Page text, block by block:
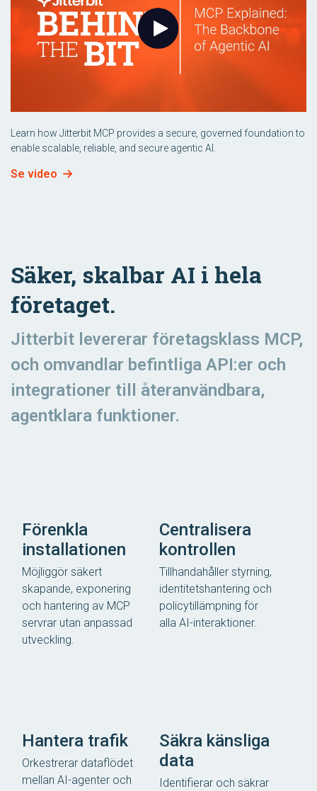
Learn how Jitterbit MCP provides a secure, governed foundation to
enable scalable, reliable, and secure agentic AI.
Se video
Säker, skalbar AI i hela
företaget.
Jitterbit levererar företagsklass MCP,
och omvandlar befintliga API:er och
integrationer till återanvändbara,
agentklara funktioner.
Förenkla
installationen
Möjliggör säkert
skapande, exponering
och hantering av MCP
servrar utan anpassad
utveckling.
Centralisera
kontrollen
Tillhandahåller styrning,
identitetshantering och
policytillämpning för
alla AI-interaktioner.
Hantera trafik
Orkestrerar dataflödet
mellan AI-agenter och
Säkra känsliga
data
Identifierar och säkrar